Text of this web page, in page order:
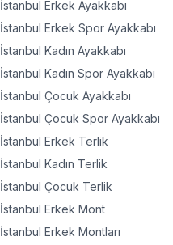
İstanbul Erkek Ayakkabı
İstanbul Erkek Spor Ayakkabı
İstanbul Kadın Ayakkabı
İstanbul Kadın Spor Ayakkabı
İstanbul Çocuk Ayakkabı
İstanbul Çocuk Spor Ayakkabı
İstanbul Erkek Terlik
İstanbul Kadın Terlik
İstanbul Çocuk Terlik
İstanbul Erkek Mont
İstanbul Erkek Montları